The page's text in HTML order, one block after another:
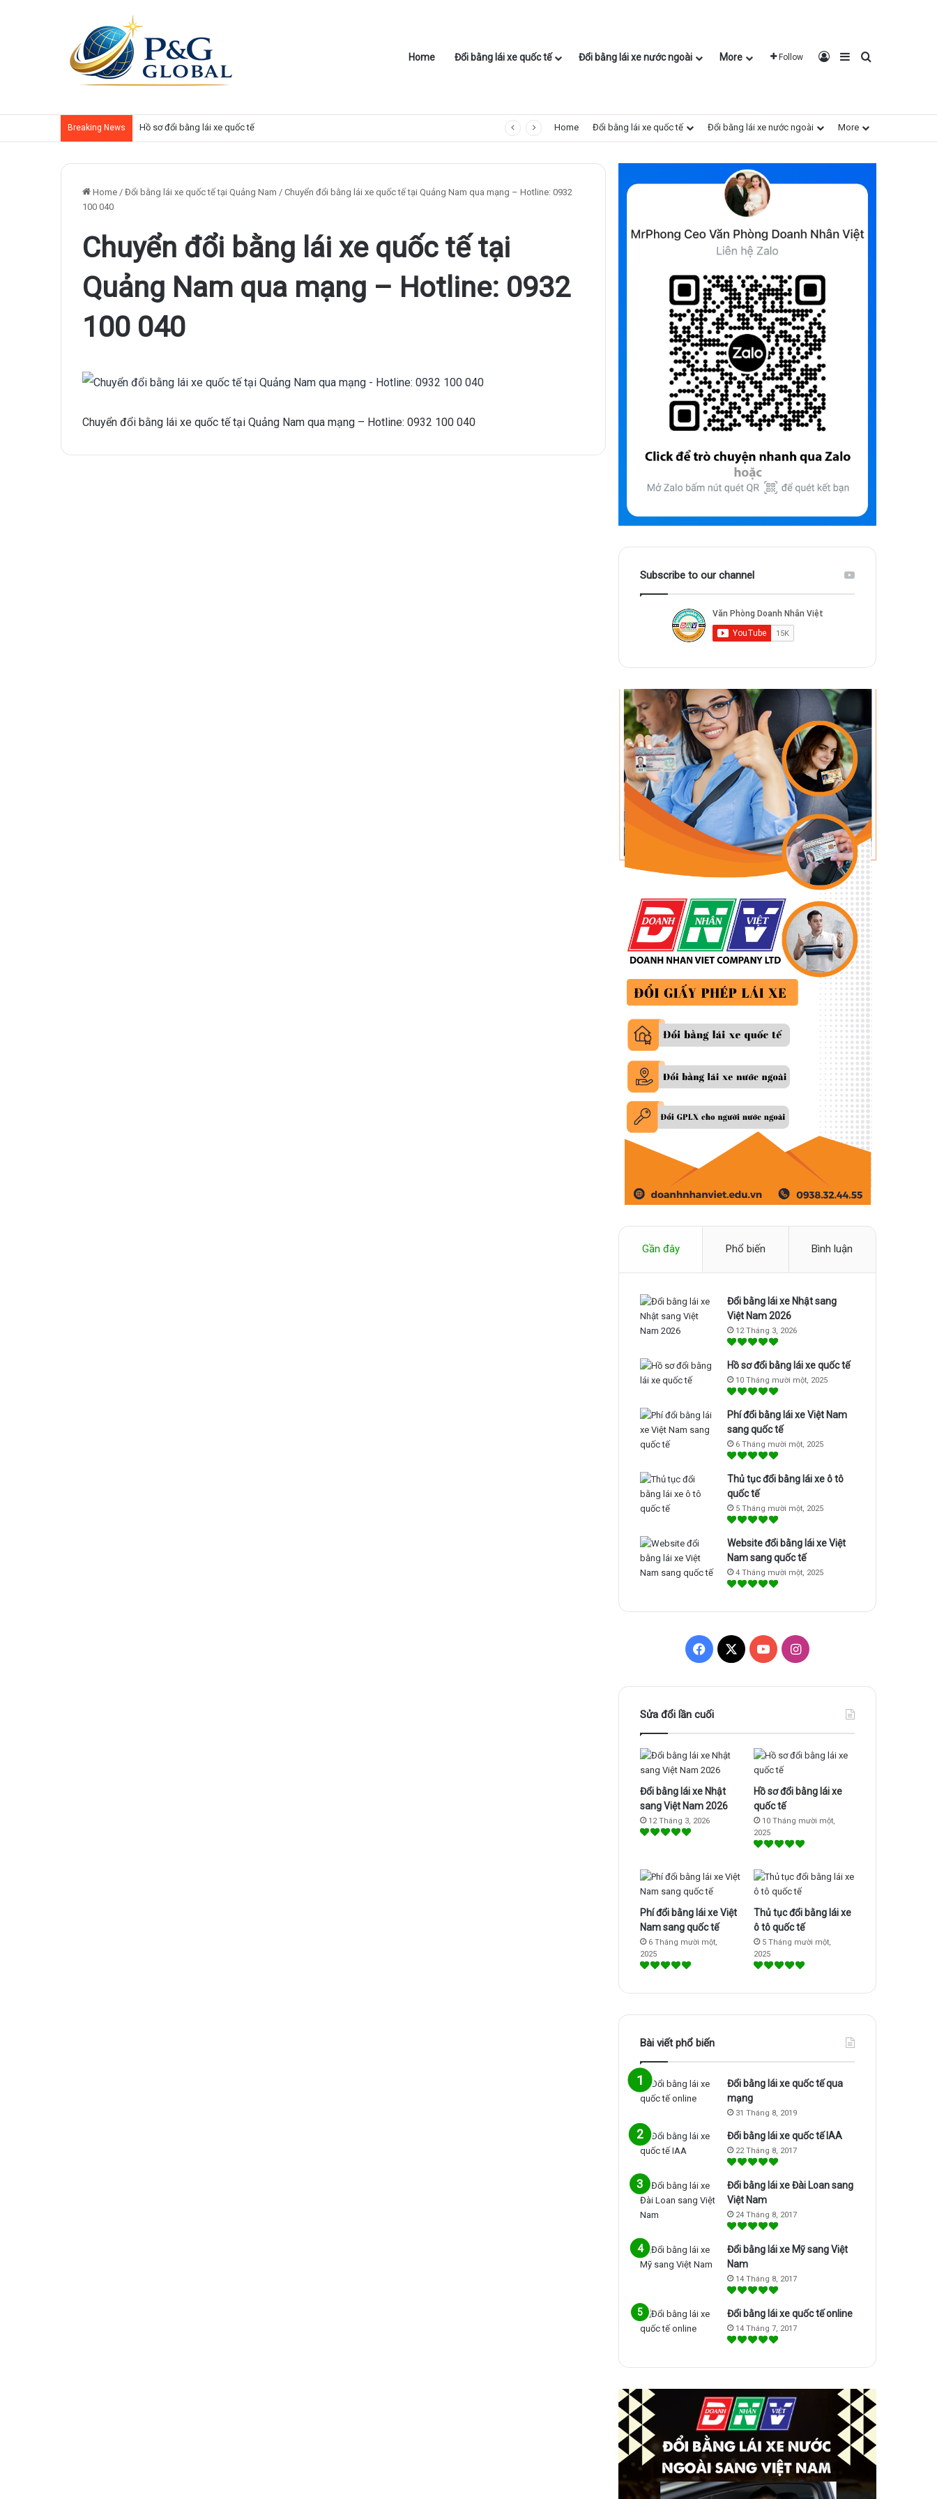
Home Đổi bằng lái xe quốc tế Đổi bằng lái xe nước ngoài More Follow Log In SidebarSearch for
Breaking News Phí đổi bằng lái xe Việt Nam sang quốc tế Home Đổi bằng lái xe quốc tế Đổi bằng lái xe nước ngoài More
Home / Đổi bằng lái xe quốc tế tại Quảng Nam / Chuyển đổi bằng lái xe quốc tế tại Quảng Nam qua mạng – Hotline: 0932
100 040
Chuyển đổi bằng lái xe quốc tế tại
Quảng Nam qua mạng – Hotline: 0932
100 040
Chuyển đổi bằng lái xe quốc tế tại Quảng Nam qua mạng – Hotline: 0932 100 040
Subscribe to our channel
Gần đây Phổ biến Bình luận
Đổi bằng lái xe Nhật sang
Việt Nam 2026
12 Tháng 3, 2026
Hồ sơ đổi bằng lái xe quốc tế
10 Tháng mười một, 2025
Phí đổi bằng lái xe Việt Nam
sang quốc tế
6 Tháng mười một, 2025
Thủ tục đổi bằng lái xe ô tô
quốc tế
5 Tháng mười một, 2025
Website đổi bằng lái xe Việt
Nam sang quốc tế
4 Tháng mười một, 2025
e
b
o
o
X
Y
T
u
b
e
I
t
a
g
r
a
m
Sửa đổi lần cuối
Đổi bằng lái xe Nhật
sang Việt Nam 2026
12 Tháng 3, 2026
Hồ sơ đổi bằng lái xe
quốc tế
10 Tháng mười một,
2025
Phí đổi bằng lái xe Việt
Nam sang quốc tế
6 Tháng mười một,
2025
Thủ tục đổi bằng lái xe
ô tô quốc tế
5 Tháng mười một,
2025
Bài viết phổ biến
Đổi bằng lái xe quốc tế qua
mạng
31 Tháng 8, 2019
Đổi bằng lái xe quốc tế IAA
22 Tháng 8, 2017
Đổi bằng lái xe Đài Loan sang
Việt Nam
24 Tháng 8, 2017
Đổi bằng lái xe Mỹ sang Việt
Nam
14 Tháng 8, 2017
Đổi bằng lái xe quốc tế online
14 Tháng 7, 2017